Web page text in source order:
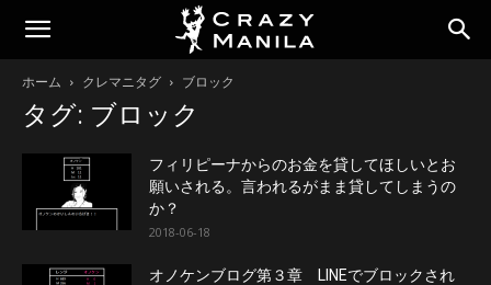
ホーム クレマニタグ ブロック
タグ: ブロック
フィリピーナからのお金を貸してほしいとお
願いされる。言われるがまま貸してしまうの
か？
2018-06-18
オノケンブログ第３章 LINEでブロックされ